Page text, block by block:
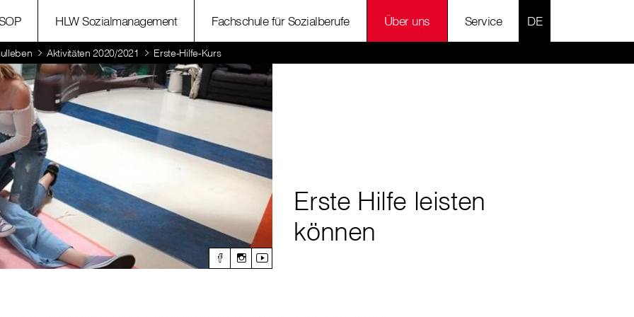
HLW Sozialmanagement Fachschule für Sozialberufe Über uns Service SPRACHE
Aktivitäten 2020/2021 Erste-Hilfe-Kurs
Erste Hilfe leisten
können